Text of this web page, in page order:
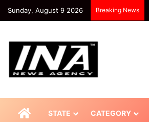
Sunday, August 9 2026 Breaking News
HOMESTATE CATEGORY